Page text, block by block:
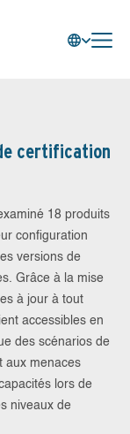
certification
18 produits
configuration
versions de
Grâce à la mise
à jour à tout
accessibles en
des scénarios de
aux menaces
lors de
niveaux de